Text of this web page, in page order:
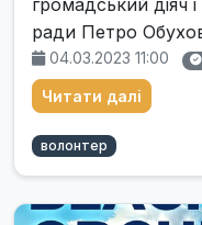
громадський діяч
ради Петро
04.03.2023 11:00
Читати далі
волонтер